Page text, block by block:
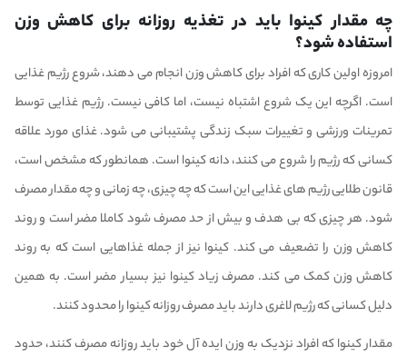
چه مقدار کینوا باید در تغذیه روزانه برای کاهش وزن
استفاده شود؟
امروزه اولین کاری که افراد برای کاهش وزن انجام می دهند، شروع رژیم غذایی
است. اگرچه این یک شروع اشتباه نیست، اما کافی نیست. رژیم غذایی توسط
تمرینات ورزشی و تغییرات سبک زندگی پشتیبانی می شود. غذای مورد علاقه
کسانی که رژیم را شروع می کنند، دانه کینوا است. همانطور که مشخص است،
قانون طلایی رژیم های غذایی این است که چه چیزی، چه زمانی و چه مقدار مصرف
شود. هر چیزی که بی هدف و بیش از حد مصرف شود کاملا مضر است و روند
کاهش وزن را تضعیف می کند. کینوا نیز از جمله غذاهایی است که به روند
کاهش وزن کمک می کند. مصرف زیاد کینوا نیز بسیار مضر است. به همین
دلیل کسانی که رژیم لاغری دارند باید مصرف روزانه کینوا را محدود کنند.
مقدار کینوا که افراد نزدیک به وزن ایده آل خود باید روزانه مصرف کنند، حدود